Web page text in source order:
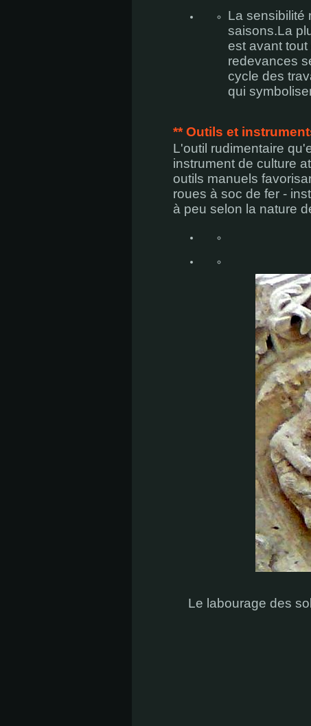
La sensibilité
saisons.La
est avant
redevances
cycle des
qui
**Outils et
L'outil rudimentaire
instrument de culture
outils manuels
roues à soc de fer -
à peu selon la nature
Le labourage des